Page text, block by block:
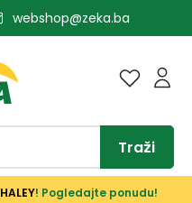
webshop@zeka.ba
Traži
HALEY! Pogledajte ponudu!